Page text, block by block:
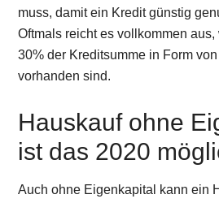
muss, damit ein Kredit günstig
Oftmals reicht es vollkommen
30% der Kreditsumme in Form
vorhanden sind.
Hauskauf ohne
ist das 2020
Auch ohne Eigenkapital kann ein